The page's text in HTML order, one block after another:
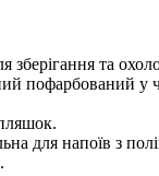
зберігання та
пофарбований у
для напоїв з